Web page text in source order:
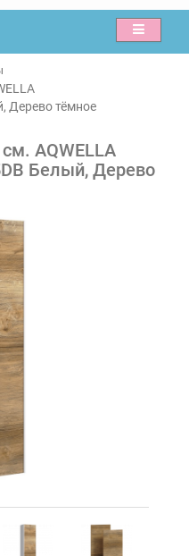
Дерево тёмное
AQWELLA
Белый, Дерево